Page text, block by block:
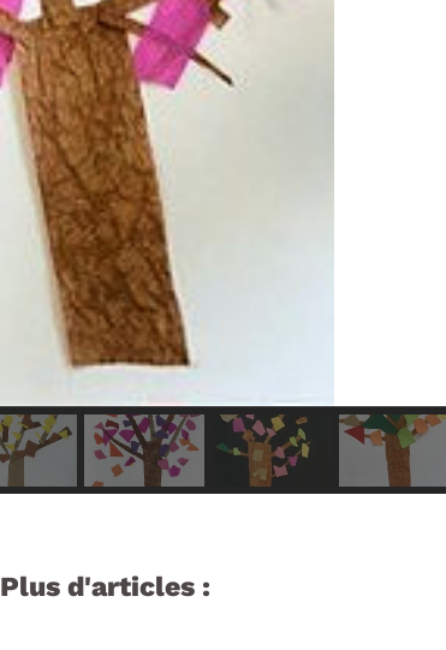
Plus d'articles :